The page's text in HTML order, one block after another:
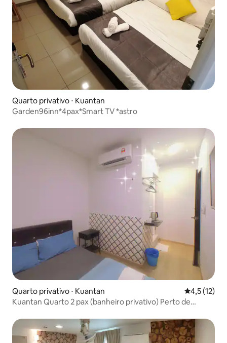
Quarto privativo ⋅ Kuantan
Garden96inn*4pax*Smart TV *astro
Quarto privativo ⋅ Kuantan 4,5 de uma
4,5 (12)
Kuantan Quarto 2 pax (banheiro privativo) Perto de